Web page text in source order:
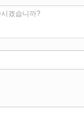
겠습니까?